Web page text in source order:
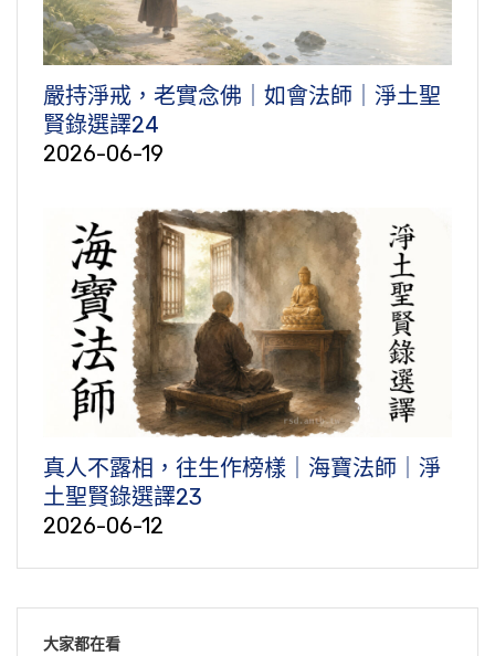
嚴持淨戒，老實念佛｜如會法師｜淨土聖
賢錄選譯24
2026-06-19
真人不露相，往生作榜樣｜海寶法師｜淨
土聖賢錄選譯23
2026-06-12
大家都在看